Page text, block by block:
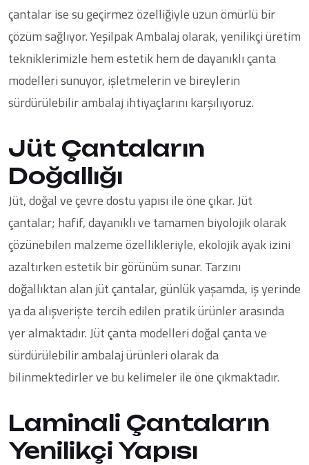
çantalar ise su geçirmez özelliğiyle uzun ömürlü bir
çözüm sağlıyor. Yeşilpak Ambalaj olarak, yenilikçi üretim
tekniklerimizle hem estetik hem de dayanıklı çanta
modelleri sunuyor, işletmelerin ve bireylerin
sürdürülebilir ambalaj ihtiyaçlarını karşılıyoruz.
Jüt Çantaların
Doğallığı
Jüt, doğal ve çevre dostu yapısı ile öne çıkar. Jüt
çantalar; hafif, dayanıklı ve tamamen biyolojik olarak
çözünebilen malzeme özellikleriyle, ekolojik ayak izini
azaltırken estetik bir görünüm sunar. Tarzını
doğallıktan alan jüt çantalar, günlük yaşamda, iş yerinde
ya da alışverişte tercih edilen pratik ürünler arasında
yer almaktadır. Jüt çanta modelleri doğal çanta ve
sürdürülebilir ambalaj ürünleri olarak da
bilinmektedirler ve bu kelimeler ile öne çıkmaktadır.
Laminali Çantaların
Yenilikçi Yapısı